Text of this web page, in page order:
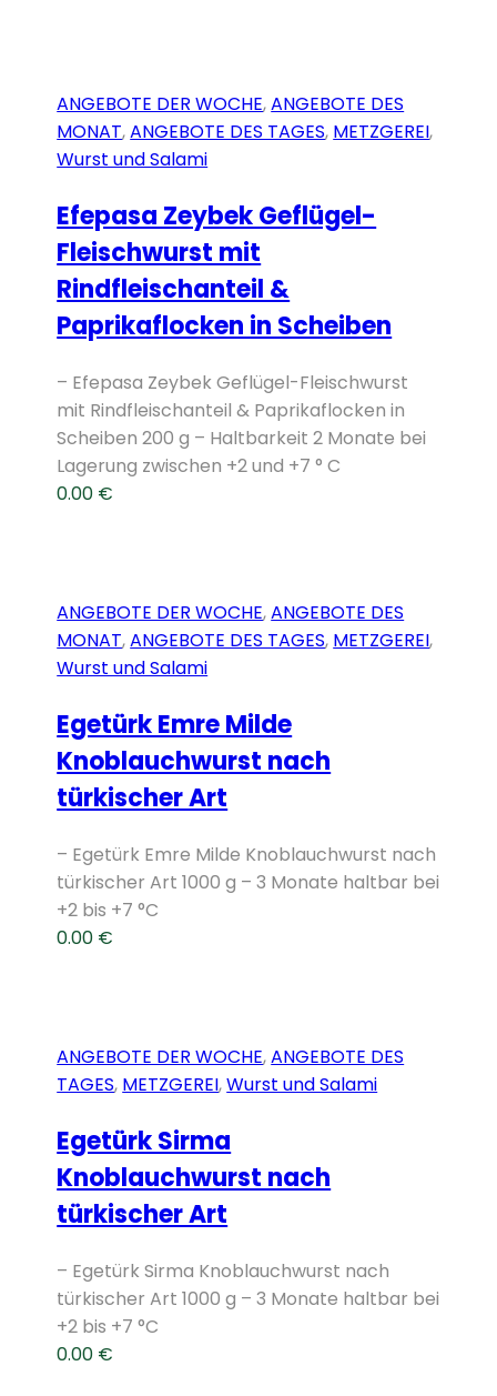
ANGEBOTE DER WOCHE,ANGEBOTE DES
MONAT,ANGEBOTE DES TAGES, METZGEREI,
Wurst und Salami
Efepasa Zeybek Geflügel-
Fleischwurst mit
Rindfleischanteil &
Paprikaflocken in Scheiben
– Efepasa Zeybek Geflügel-Fleischwurst
mit Rindfleischanteil & Paprikaflocken in
Scheiben 200 g – Haltbarkeit 2 Monate bei
Lagerung zwischen +2 und +7 ° C
0.00 €
ANGEBOTE DER WOCHE,ANGEBOTE DES
MONAT,ANGEBOTE DES TAGES, METZGEREI,
Wurst und Salami
Egetürk Emre Milde
Knoblauchwurst nach
türkischer Art
– Egetürk Emre Milde Knoblauchwurst nach
türkischer Art 1000 g – 3 Monate haltbar bei
+2 bis +7 °C
0.00 €
ANGEBOTE DER WOCHE,ANGEBOTE DES
TAGES, METZGEREI,Wurst und Salami
Egetürk Sirma
Knoblauchwurst nach
türkischer Art
– Egetürk Sirma Knoblauchwurst nach
türkischer Art 1000 g – 3 Monate haltbar bei
+2 bis +7 °C
0.00 €